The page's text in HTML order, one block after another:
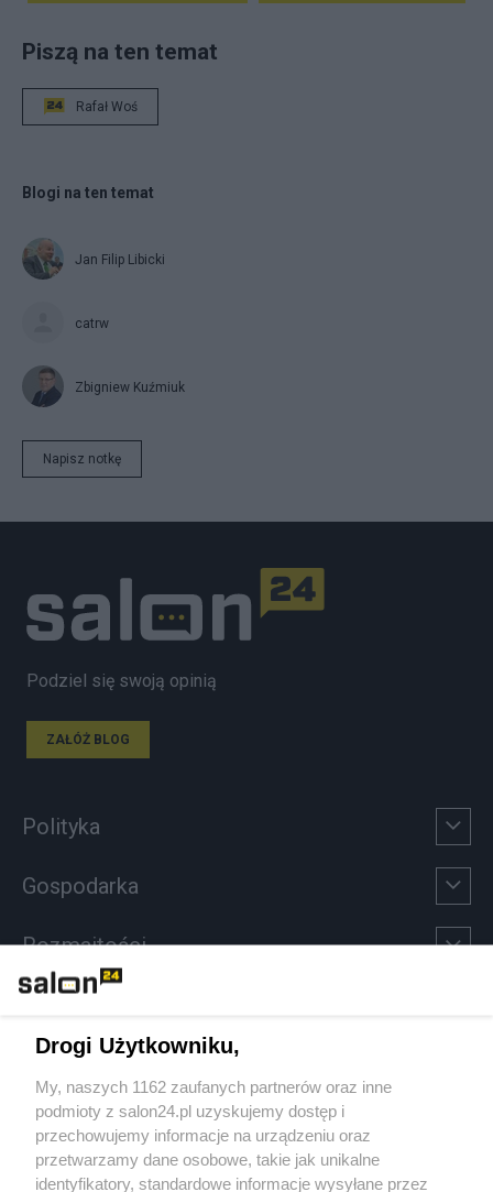
Piszą na ten temat
Rafał Woś
Blogi na ten temat
Jan Filip Libicki
catrw
Zbigniew Kuźmiuk
Napisz notkę
Podziel się swoją opinią
ZAŁÓŻ BLOG
Polityka
Gospodarka
Rozmaitości
Sport
Społeczeństwo
Kultura
Drogi Użytkowniku,
My, naszych 1162 zaufanych partnerów oraz inne
podmioty z salon24.pl uzyskujemy dostęp i
przechowujemy informacje na urządzeniu oraz
przetwarzamy dane osobowe, takie jak unikalne
identyfikatory, standardowe informacje wysyłane przez